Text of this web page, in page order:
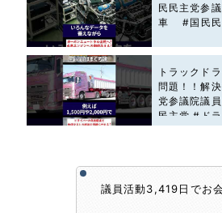
民民主党参
車 #国民民
トラックド
問題！！解
党参議院議
民主党 #ド
議員活動3,419日でお